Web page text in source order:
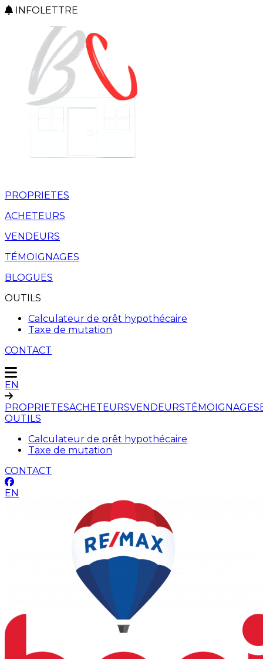
INFOLETTRE
PROPRIETES
ACHETEURS
VENDEURS
TÉMOIGNAGES
BLOGUES
OUTILS
Calculateur de prêt hypothécaire
Taxe de mutation
CONTACT
EN
PROPRIETESACHETEURSVENDEURSTÉMOIGNAGES
OUTILS
Calculateur de prêt hypothécaire
Taxe de mutation
CONTACT
EN